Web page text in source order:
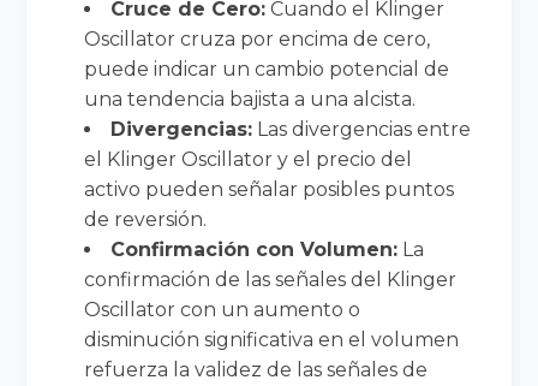
Cruce de Cero: Cuando el Klinger
Oscillator cruza por encima de cero,
puede indicar un cambio potencial de
una tendencia bajista a una alcista.
Divergencias: Las divergencias entre
el Klinger Oscillator y el precio del
activo pueden señalar posibles puntos
de reversión.
Confirmación con Volumen: La
confirmación de las señales del Klinger
Oscillator con un aumento o
disminución significativa en el volumen
refuerza la validez de las señales de